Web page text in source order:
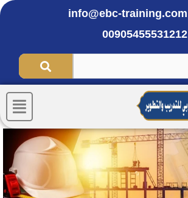
info@ebc-training.com
00905455531212